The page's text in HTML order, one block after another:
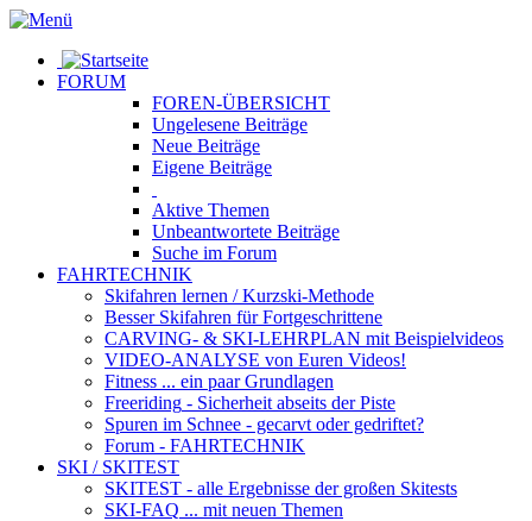
FORUM
FOREN-ÜBERSICHT
Ungelesene Beiträge
Neue Beiträge
Eigene Beiträge
Aktive Themen
Unbeantwortete Beiträge
Suche im Forum
FAHRTECHNIK
Skifahren lernen / Kurzski-Methode
Besser Skifahren für Fortgeschrittene
CARVING- & SKI-LEHRPLAN mit Beispielvideos
VIDEO-ANALYSE von Euren Videos!
Fitness ... ein paar Grundlagen
Freeriding - Sicherheit abseits der Piste
Spuren im Schnee - gecarvt oder gedriftet?
Forum - FAHRTECHNIK
SKI / SKITEST
SKITEST - alle Ergebnisse der großen Skitests
SKI-FAQ ... mit neuen Themen